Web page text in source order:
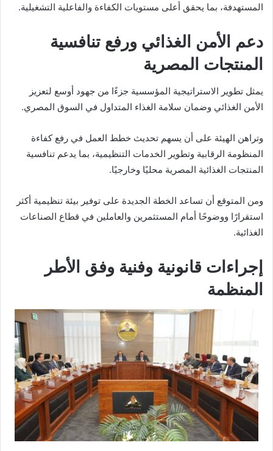
المستهدفة، بما يحقق أعلى مستويات الكفاءة والفاعلية التشغيلية.
دعم الأمن الغذائي ورفع تنافسية
المنتجات المصرية
يمثل تطوير الاستراتيجية المؤسسية جزءًا من جهود أوسع لتعزيز
الأمن الغذائي وضمان سلامة الغذاء المتداول في السوق المصري.
وتراهن الهيئة على أن يسهم تحديث خطط العمل في رفع كفاءة
المنظومة الرقابية وتطوير الخدمات التنظيمية، بما يدعم تنافسية
المنتجات الغذائية المصرية محليًا وخارجيًا.
ومن المتوقع أن تساعد الخطة الجديدة على توفير بيئة تنظيمية أكثر
استقرارًا ووضوحًا أمام المستثمرين والعاملين في قطاع الصناعات
الغذائية.
إجراءات قانونية وفنية وفق الأطر
المنظمة